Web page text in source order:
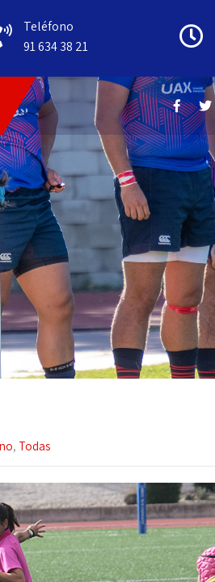
Teléfono
91 634 38 21
, Todas